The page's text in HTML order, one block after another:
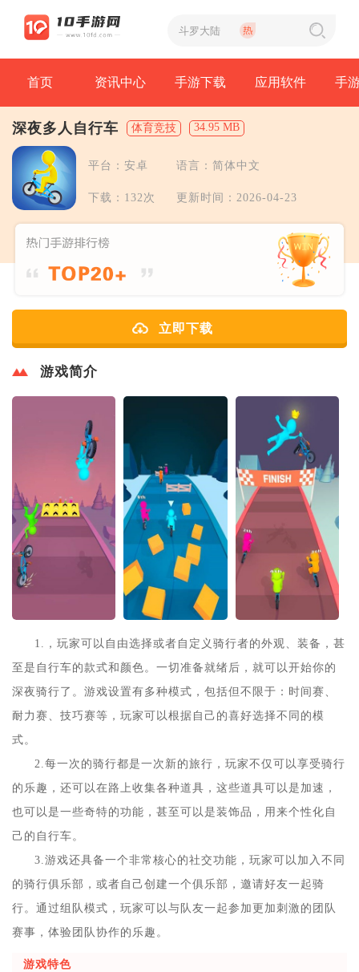
首页 资讯中心 手游下载 应用软件 手
深夜多人自行车 体育竞技 34.95 MB
平台：安卓 语言：简体中文
下载：132次 更新时间：2026-04-23
立即下载
游戏简介
1.，玩家可以自由选择或者自定义骑行者的外观、装备，甚
至是自行车的款式和颜色。一切准备就绪后，就可以开始你的
深夜骑行了。游戏设置有多种模式，包括但不限于：时间赛、
耐力赛、技巧赛等，玩家可以根据自己的喜好选择不同的模
式。
2.每一次的骑行都是一次新的旅行，玩家不仅可以享受骑行
的乐趣，还可以在路上收集各种道具，这些道具可以是加速，
也可以是一些奇特的功能，甚至可以是装饰品，用来个性化自
己的自行车。
3.游戏还具备一个非常核心的社交功能，玩家可以加入不同
的骑行俱乐部，或者自己创建一个俱乐部，邀请好友一起骑
行。通过组队模式，玩家可以与队友一起参加更加刺激的团队
赛事，体验团队协作的乐趣。
游戏特色